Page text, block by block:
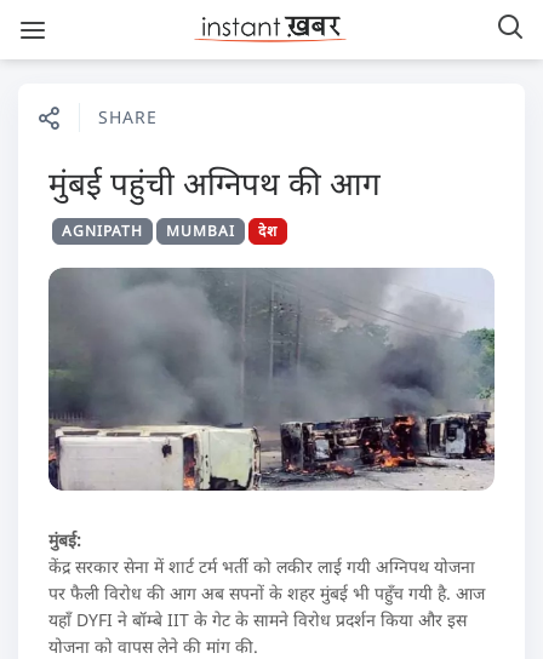
SHARE
मुंबई पहुंची अग्निपथ की आग
AGNIPATH MUMBAI देश
मुंबई:
केंद्र सरकार सेना में शार्ट टर्म भर्ती को लकीर लाई गयी अग्निपथ योजना
पर फैली विरोध की आग अब सपनों के शहर मुंबई भी पहुँच गयी है. आज
यहाँ DYFI ने बॉम्बे IIT के गेट के सामने विरोध प्रदर्शन किया और इस
योजना को वापस लेने की मांग की.